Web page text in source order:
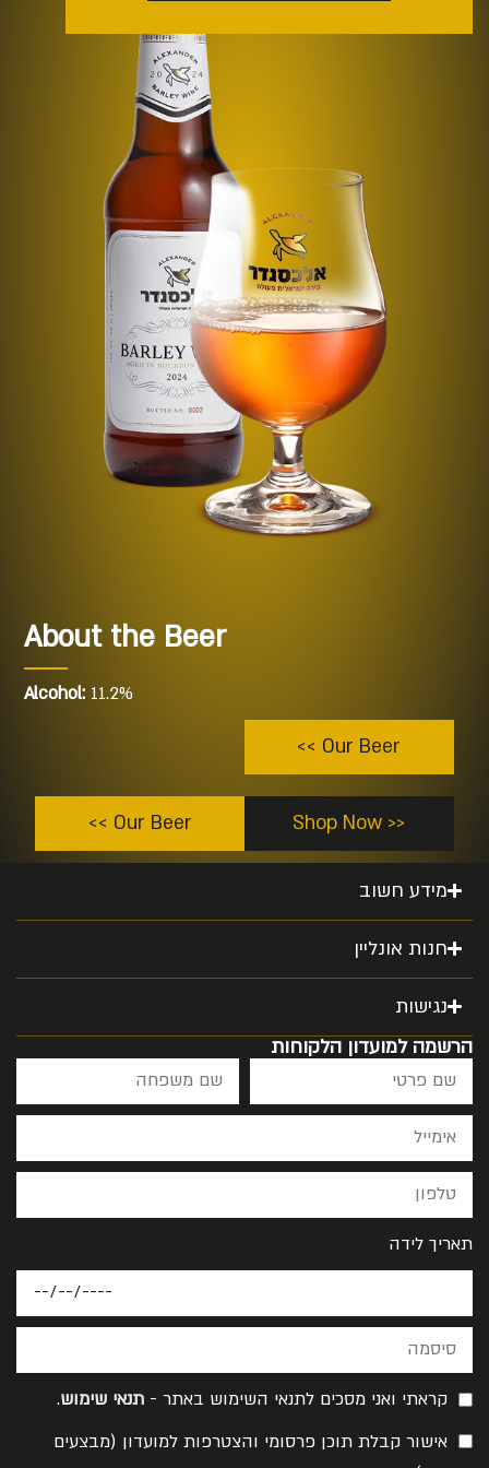
About the Beer
Alcohol: 11.2%
Our Beer >>
<< Shop Now
Our Beer >>
מידע חשוב
חנות אונליין
נגישות
הרשמה למועדון הלקוחות
תאריך לידה
קראתי ואני מסכים לתנאי השימוש באתר - תנאי שימוש.
אישור קבלת תוכן פרסומי והצטרפות למועדון (מבצעים